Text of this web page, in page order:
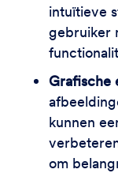
intuïtieve
gebruiker
Grafische
kunnen
om